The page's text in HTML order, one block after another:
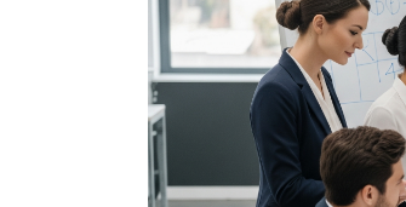
・
通
訳
・
海
外
調
査